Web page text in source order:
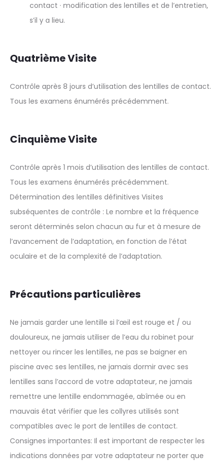
contact · modification des lentilles et de l’entretien,
s’il y a lieu.
Quatrième Visite
Contrôle après 8 jours d’utilisation des lentilles de contact.
Tous les examens énumérés précédemment.
Cinquième Visite
Contrôle après 1 mois d’utilisation des lentilles de contact.
Tous les examens énumérés précédemment.
Détermination des lentilles définitives Visites
subséquentes de contrôle : Le nombre et la fréquence
seront déterminés selon chacun au fur et à mesure de
l’avancement de l’adaptation, en fonction de l’état
oculaire et de la complexité de l’adaptation.
Précautions particulières
Ne jamais garder une lentille si l’œil est rouge et / ou
douloureux, ne jamais utiliser de l’eau du robinet pour
nettoyer ou rincer les lentilles, ne pas se baigner en
piscine avec ses lentilles, ne jamais dormir avec ses
lentilles sans l’accord de votre adaptateur, ne jamais
remettre une lentille endommagée, abîmée ou en
mauvais état vérifier que les collyres utilisés sont
compatibles avec le port de lentilles de contact.
Consignes importantes: Il est important de respecter les
indications données par votre adaptateur ne porter que